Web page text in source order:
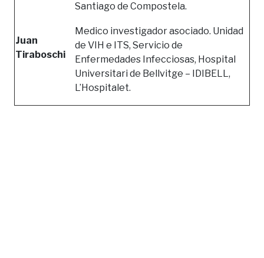
Santiago de Compostela.
Juan
Tiraboschi
Medico investigador asociado. Unidad
de VIH e ITS, Servicio de
Enfermedades Infecciosas, Hospital
Universitari de Bellvitge – IDIBELL,
L’Hospitalet.